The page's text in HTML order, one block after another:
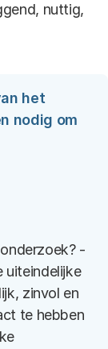
nuttig,
het
nodig om
-
uiteindelijke
zinvol en
te hebben